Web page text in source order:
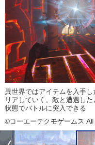
異世界ではアイテムを入手
リアしていく。敵と遭遇し
状態でバトルに突入できる
©コーエーテクモゲームス All